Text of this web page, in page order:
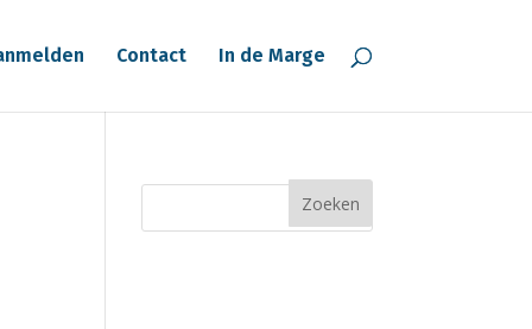
Contact In de Marge